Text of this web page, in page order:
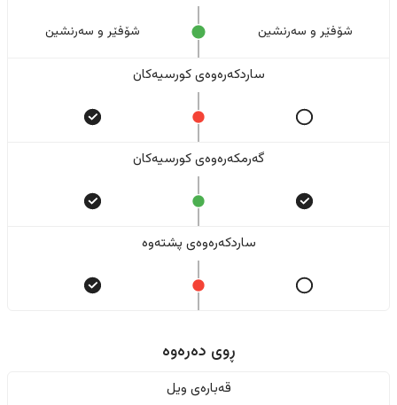
شۆفێر و سەرنشین شۆفێر و سەرنشین
ساردکەرەوەی کورسیەکان
گەرمکەرەوەی کورسیەکان
ساردکەرەوەی پشتەوە
ڕوی دەرەوە
قەبارەی ویل